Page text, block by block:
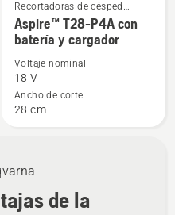
de la
Ver
más
detalles
sobre
Aspire™
T28-
y
cargador
Recortadoras de césped
eléctricas y a batería
Aspire™ T28-P4A con
batería y cargador
Voltaje nominal
18 V
Ancho de corte
28 cm